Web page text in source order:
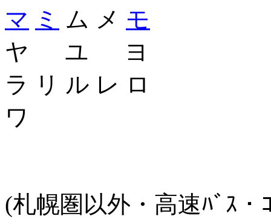
マ ミ ム メ モ
ヤ ユ ヨ
ラ リ ル レ ロ
ワ
(札幌圏以外・高速ﾊﾞｽ・